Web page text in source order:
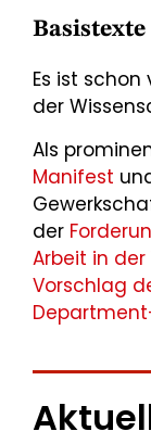
Basistexte
Es ist
der
Als
Manifest
der
Arbeit in
Vorschlag